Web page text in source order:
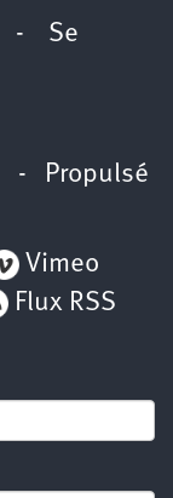
- Se
- Propulsé
Vimeo
Flux RSS